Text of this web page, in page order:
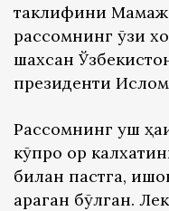
таклифини
рассомнинг ўзи
шахсан
президенти
Рассомнинг қуш
кўпроқ қор
билан пастга,
қараган бўлган.